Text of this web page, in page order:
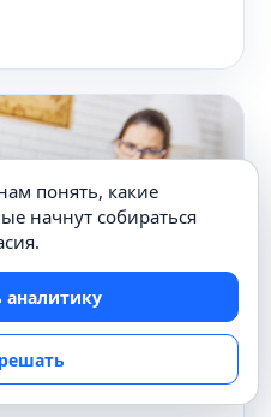
понять, какие
начнут собираться